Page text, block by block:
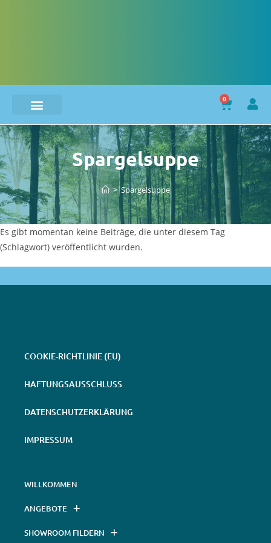
0
Spargelsuppe
> Spargelsuppe
Es gibt momentan keine Beiträge, die unter diesem Tag
(Schlagwort) veröffentlicht wurden.
COOKIE-RICHTLINIE (EU)
HAFTUNGSAUSSCHLUSS
DATENSCHUTZERKLÄRUNG
IMPRESSUM
WILLKOMMEN
ANGEBOTE
SHOWROOM FILDERN